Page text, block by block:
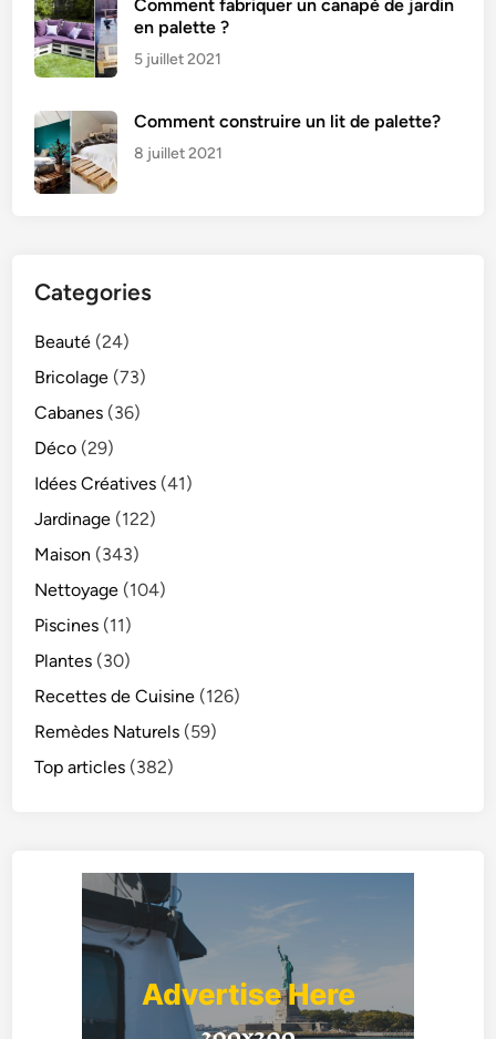
Comment fabriquer un canapé de jardin
en palette ?
5 juillet 2021
Comment construire un lit de palette?
8 juillet 2021
Categories
Beauté (24)
Bricolage (73)
Cabanes (36)
Déco (29)
Idées Créatives (41)
Jardinage (122)
Maison (343)
Nettoyage (104)
Piscines (11)
Plantes (30)
Recettes de Cuisine (126)
Remèdes Naturels (59)
Top articles (382)